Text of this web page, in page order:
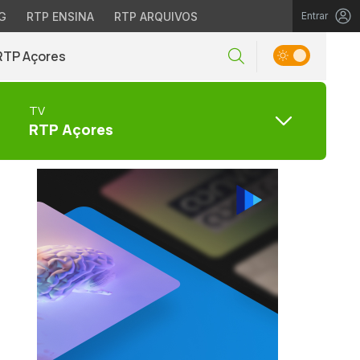
RTP ENSINA RTP ARQUIVOS Entrar
Açores
TV
RTP Açores